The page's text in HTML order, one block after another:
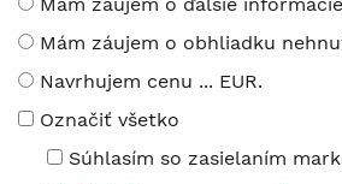
Mám záujem o obhliadku
Navrhujem cenu ... EUR.
Označiť všetko
Súhlasím so zasielaním